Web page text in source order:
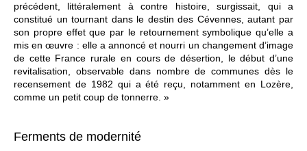
précédent, littéralement à contre histoire, surgissait, qui a
constitué un tournant dans le destin des Cévennes, autant par
son propre effet que par le retournement symbolique qu’elle a
mis en œuvre : elle a annoncé et nourri un changement d’image
de cette France rurale en cours de désertion, le début d’une
revitalisation, observable dans nombre de communes dès le
recensement de 1982 qui a été reçu, notamment en Lozère,
comme un petit coup de tonnerre. »
Ferments de modernité